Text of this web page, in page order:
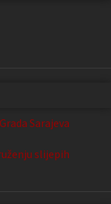
Sarajeva
slijepih